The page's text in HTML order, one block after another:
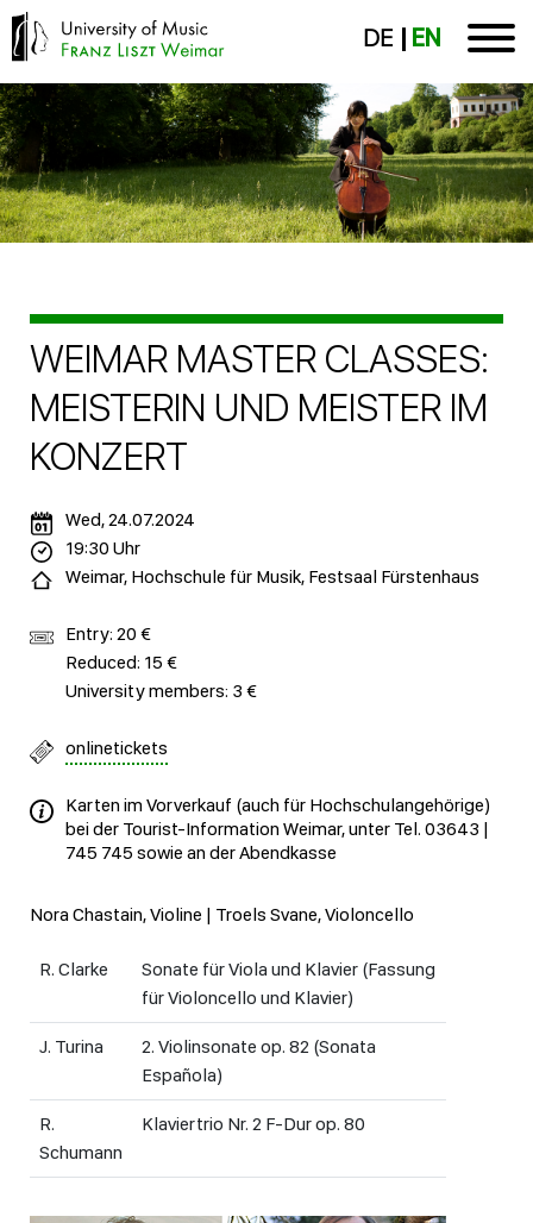
DE EN
WEIMAR MASTER CLASSES:
MEISTERIN UND MEISTER IM
KONZERT
Nora Chastain, Violine | Troels Svane, Violoncello
R. Clarke
Sonate für Viola und Klavier (Fassung
für Violoncello und Klavier)
J. Turina
2. Violinsonate op. 82 (Sonata
Española)
R.
Schumann
Klaviertrio Nr. 2 F-Dur op. 80
Wed, 24.07.2024
19:30 Uhr
Weimar, Hochschule für Musik, Festsaal Fürstenhaus
Entry: 20 €
Reduced: 15 €
University members: 3 €
onlinetickets
Karten im Vorverkauf (auch für Hochschulangehörige)
bei der Tourist-Information Weimar, unter Tel. 03643 |
745 745 sowie an der Abendkasse